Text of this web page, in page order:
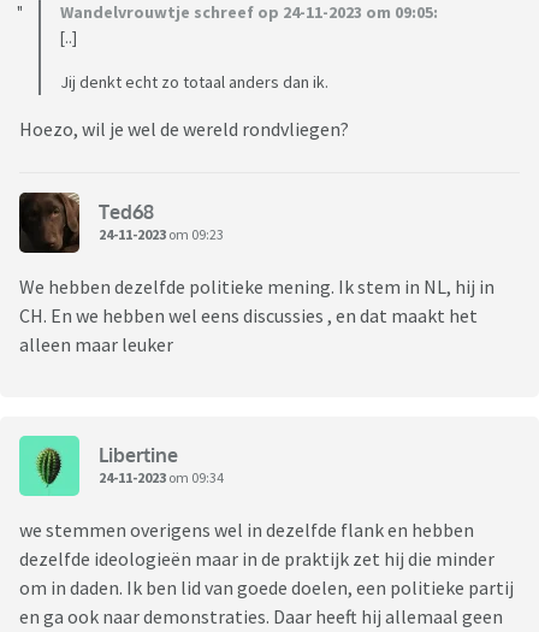
Wandelvrouwtje schreef op 24-11-2023 om 09:05:
[..]
Jij denkt echt zo totaal anders dan ik.
Hoezo, wil je wel de wereld rondvliegen?
Ted68
24-11-2023 om 09:23
We hebben dezelfde politieke mening. Ik stem in NL, hij in
CH. En we hebben wel eens discussies , en dat maakt het
alleen maar leuker
Libertine
24-11-2023 om 09:34
we stemmen overigens wel in dezelfde flank en hebben
dezelfde ideologieën maar in de praktijk zet hij die minder
om in daden. Ik ben lid van goede doelen, een politieke partij
en ga ook naar demonstraties. Daar heeft hij allemaal geen